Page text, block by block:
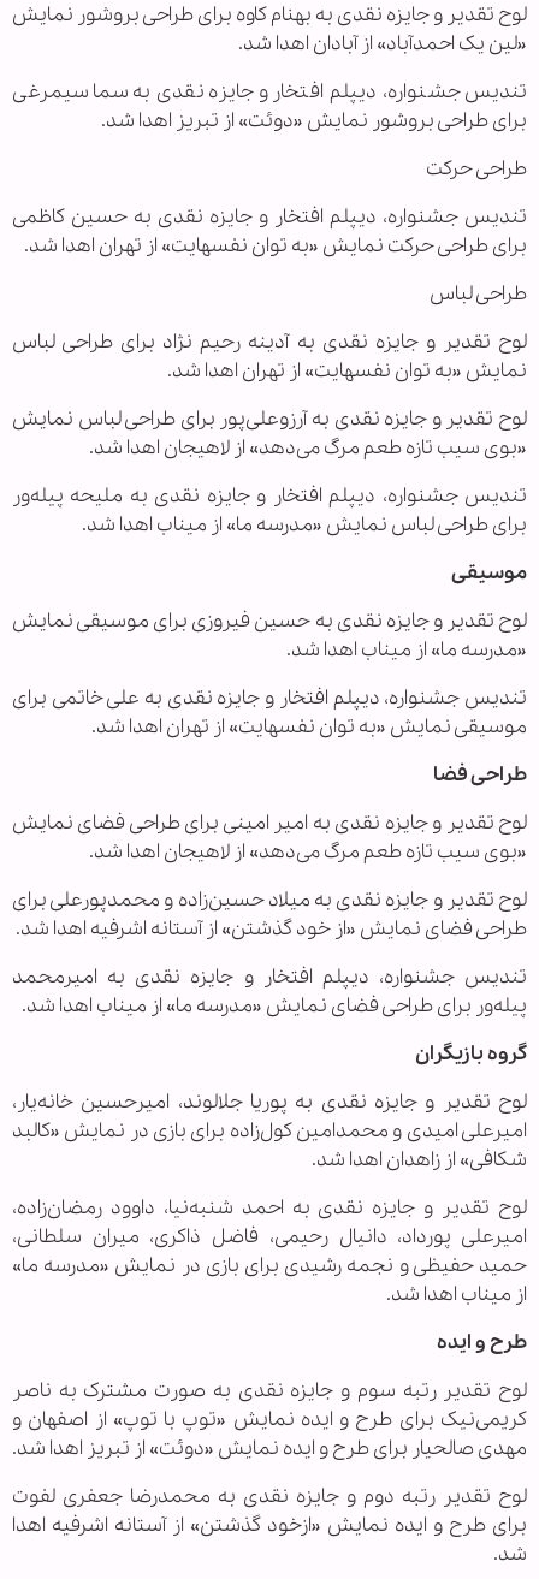
لوح تقدیر و جایزه نقدی به بهنام کاوه برای طراحی بروشور نمایش
«لین یک احمدآباد» از آبادان اهدا شد.
تندیس جشنواره، دیپلم افتخار و جایزه نقدی به سما سیمرغی
برای طراحی بروشور نمایش «دوئت» از تبریز اهدا شد.
طراحی حرکت
تندیس جشنواره، دیپلم افتخار و جایزه نقدی به حسین کاظمی
برای طراحی حرکت نمایش «به توان نفسهایت» از تهران اهدا شد.
طراحی لباس
لوح تقدیر و جایزه نقدی به آدینه رحیم نژاد برای طراحی لباس
نمایش «به توان نفسهایت» از تهران اهدا شد.
لوح تقدیر و جایزه نقدی به آرزوعلی‌پور برای طراحی لباس نمایش
«بوی سیب تازه طعم مرگ می‌دهد» از لاهیجان اهدا شد.
تندیس جشنواره، دیپلم افتخار و جایزه نقدی به ملیحه پیله‌ور
برای طراحی لباس نمایش «مدرسه ما» از میناب اهدا شد.
موسیقی
لوح تقدیر و جایزه نقدی به حسین فیروزی برای موسیقی نمایش
«مدرسه ما» از میناب اهدا شد.
تندیس جشنواره، دیپلم افتخار و جایزه نقدی به علی خاتمی برای
موسیقی نمایش «به توان نفسهایت» از تهران اهدا شد.
طراحی فضا
لوح تقدیر و جایزه نقدی به امیر امینی برای طراحی فضای نمایش
«بوی سیب تازه طعم مرگ می‌دهد» از لاهیجان اهدا شد.
لوح تقدیر و جایزه نقدی به میلاد حسین‌زاده و محمدپورعلی برای
طراحی فضای نمایش «از خود گذشتن» از آستانه اشرفیه اهدا شد.
تندیس جشنواره، دیپلم افتخار و جایزه نقدی به امیرمحمد
پیله‌ور برای طراحی فضای نمایش «مدرسه ما» از میناب اهدا شد.
گروه بازیگران
لوح تقدیر و جایزه نقدی به پوریا جلالوند، امیرحسین خانه‌یار،
امیرعلی امیدی و محمدامین کول‌زاده برای بازی در نمایش «کالبد
شکافی» از زاهدان اهدا شد.
لوح تقدیر و جایزه نقدی به احمد شنبه‌نیا، داوود رمضان‌زاده،
امیرعلی پورداد، دانیال رحیمی، فاضل ذاکری، میران سلطانی،
حمید حفیظی و نجمه رشیدی برای بازی در نمایش «مدرسه ما»
از میناب اهدا شد.
طرح و ایده
لوح تقدیر رتبه سوم و جایزه نقدی به صورت مشترک به ناصر
کریمی‌نیک برای طرح و ایده نمایش «توپ با توپ» از اصفهان و
مهدی صالحیار برای طرح و ایده نمایش «دوئت» از تبریز اهدا شد.
لوح تقدیر رتبه دوم و جایزه نقدی به محمدرضا جعفری لفوت
برای طرح و ایده نمایش «ازخود گذشتن» از آستانه اشرفیه اهدا
شد.